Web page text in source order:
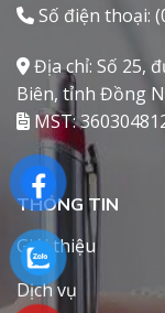
Số điện thoại:
Địa chỉ: Số 25,
Biên, tỉnh Đồng
MST:
THÔNG TIN
Giới thiệu
Dịch vụ